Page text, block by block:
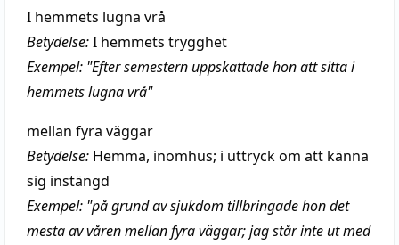
I hemmets lugna vrå
Betydelse:I hemmets trygghet
Exempel: "Efter semestern uppskattade hon att sitta i
hemmets lugna vrå"
mellan fyra väggar
Betydelse: Hemma, inomhus; i uttryck om att känna
sig instängd
Exempel: "på grund av sjukdom tillbringade hon det
mesta av våren mellan fyra väggar; jag står inte ut med